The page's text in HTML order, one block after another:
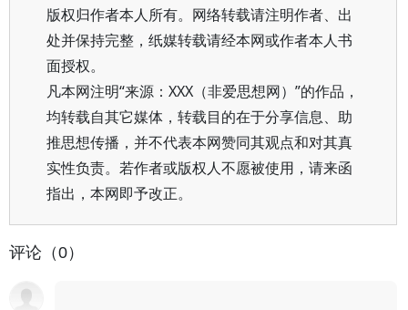
版权归作者本人所有。网络转载请注明作者、出
处并保持完整，纸媒转载请经本网或作者本人书
面授权。
凡本网注明“来源：XXX（非爱思想网）”的作品，
均转载自其它媒体，转载目的在于分享信息、助
推思想传播，并不代表本网赞同其观点和对其真
实性负责。若作者或版权人不愿被使用，请来函
指出，本网即予改正。
评论（0）